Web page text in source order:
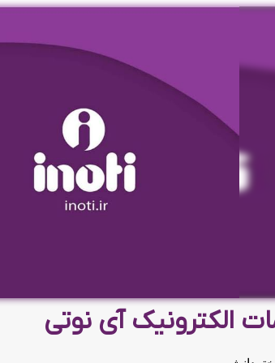
الکترونیک آی نوتی